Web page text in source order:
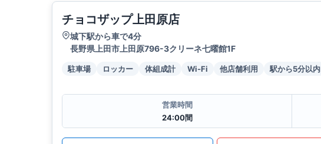
チョコザップ上田原店
城下駅から車で4分
長野県上田市上田原796-3クリーネ七曜館1F
駐車場 ロッカー 体組成計 Wi-Fi 他店舗利用 駅から5分以内
営業時間
24:00間